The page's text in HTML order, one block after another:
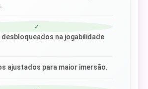
✓
desbloqueados na jogabilidade
ajustados para maior imersão.